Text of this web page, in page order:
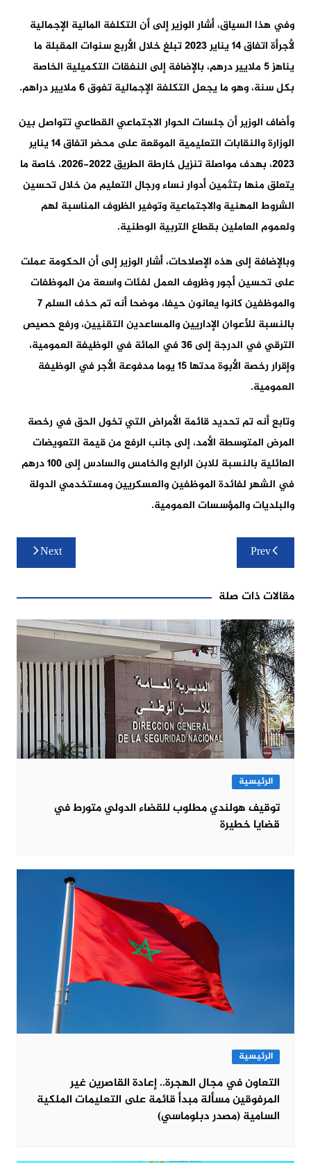
وفي هذا السياق، أشار الوزير إلى أن التكلفة المالية الإجمالية
لأجرأة اتفاق 14 يناير 2023 تبلغ خلال الأربع سنوات المقبلة ما
يناهز 5 ملايير درهم، بالإضافة إلى النفقات التكميلية الخاصة
بكل سنة، وهو ما يجعل التكلفة الإجمالية تفوق 6 ملايير دراهم.
وأضاف الوزير أن جلسات الحوار الاجتماعي القطاعي تتواصل بين
الوزارة والنقابات التعليمية الموقعة على محضر اتفاق 14 يناير
2023، بهدف مواصلة تنزيل خارطة الطريق 2022-2026، خاصة ما
يتعلق منها بتثمين أدوار نساء ورجال التعليم من خلال تحسين
الشروط المهنية والاجتماعية وتوفير الظروف المناسبة لهم
ولعموم العاملين بقطاع التربية الوطنية.
وبالإضافة إلى هذه الإصلاحات، أشار الوزير إلى أن الحكومة عملت
على تحسين أجور وظروف العمل لفئات واسعة من الموظفات
والموظفين كانوا يعانون حيفا، موضحا أنه تم حذف السلم 7
بالنسبة للأعوان الإداريين والمساعدين التقنيين، ورفع حصيص
الترقي في الدرجة إلى 36 في المائة في الوظيفة العمومية،
وإقرار رخصة الأبوة مدتها 15 يوما مدفوعة الأجر في الوظيفة
العمومية.
وتابع أنه تم تحديد قائمة الأمراض التي تخول الحق في رخصة
المرض المتوسطة الأمد، إلى جانب الرفع من قيمة التعويضات
العائلية بالنسبة للابن الرابع والخامس والسادس إلى 100 درهم
في الشهر لفائدة الموظفين والعسكريين ومستخدمي الدولة
والبلديات والمؤسسات العمومية.
تصفّح
المقالات
Prev
Next
مقالات ذات صلة
الرئيسية
توقيف هولندي مطلوب للقضاء الدولي متورط في
قضايا خطيرة
الرئيسية
التعاون في مجال الهجرة.. إعادة القاصرين غير
المرفوقين مسألة مبدأ قائمة على التعليمات الملكية
السامية (مصدر دبلوماسي)